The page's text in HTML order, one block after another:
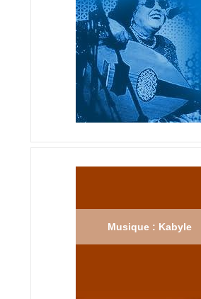
Musique : Kabyle